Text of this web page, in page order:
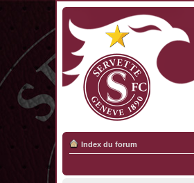
Index du forum